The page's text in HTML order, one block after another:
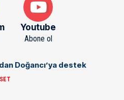
Youtube
Abone ol
Doğancı’ya destek